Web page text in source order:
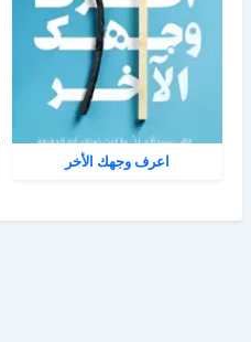
اعرف وجهك الأخر